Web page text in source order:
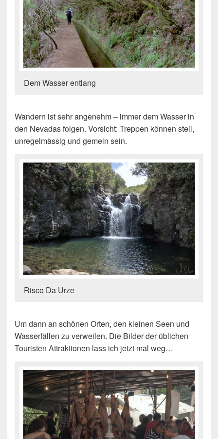
Dem Wasser entlang
Wandern ist sehr angenehm – immer dem Wasser in
den Nevadas folgen. Vorsicht: Treppen können steil,
unregelmässig und gemein sein.
Risco Da Urze
Um dann an schönen Orten, den kleinen Seen und
Wasserfällen zu verweilen. Die Bilder der üblichen
Touristen Attraktionen lass ich jetzt mal weg…